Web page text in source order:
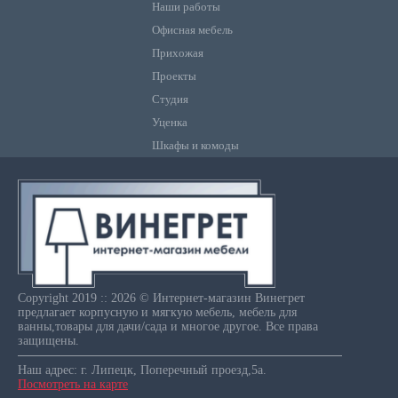
Наши работы
Офисная мебель
Прихожая
Проекты
Студия
Уценка
Шкафы и комоды
Copyright 2019 :: 2026 © Интернет-магазин Винегрет
предлагает корпусную и мягкую мебель, мебель для
ванны,товары для дачи/сада и многое другое. Все права
защищены.
Наш адрес: г. Липецк, Поперечный проезд,5а.
Посмотреть на карте